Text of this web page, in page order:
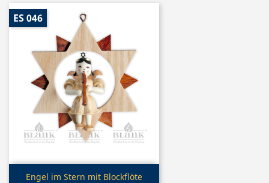
Vorschau
Engel im Stern mit Blockflöte
ES 046